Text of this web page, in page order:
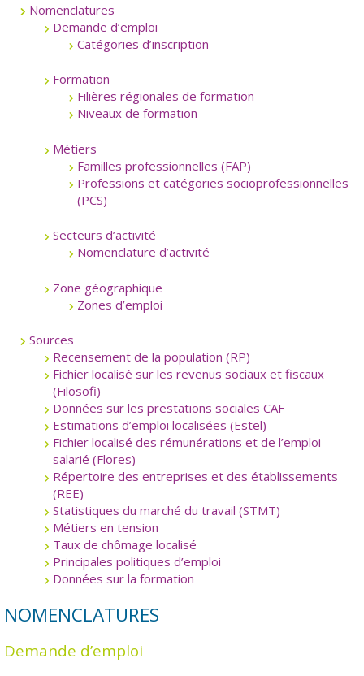
Nomenclatures
Demande d’emploi
Catégories d’inscription
Formation
Filières régionales de formation
Niveaux de formation
Métiers
Familles professionnelles (FAP)
Professions et catégories socioprofessionnelles
(PCS)
Secteurs d’activité
Nomenclature d’activité
Zone géographique
Zones d’emploi
Sources
Recensement de la population (RP)
Fichier localisé sur les revenus sociaux et fiscaux
(Filosofi)
Données sur les prestations sociales CAF
Estimations d’emploi localisées (Estel)
Fichier localisé des rémunérations et de l’emploi
salarié (Flores)
Répertoire des entreprises et des établissements
(REE)
Statistiques du marché du travail (STMT)
Métiers en tension
Taux de chômage localisé
Principales politiques d’emploi
Données sur la formation
NOMENCLATURES
Demande d’emploi